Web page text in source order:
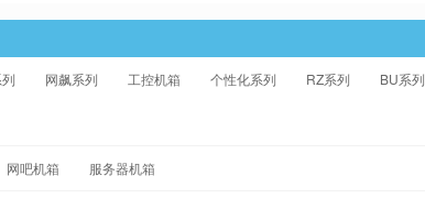
网飙系列 工控机箱 个性化系列 RZ系列 BU系列
网吧机箱 服务器机箱